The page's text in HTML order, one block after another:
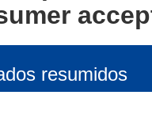
resumidos